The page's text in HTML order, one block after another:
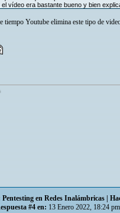
el vídeo era bastante bueno y bien
tiempo Youtube elimina este tipo de
Pentesting en Redes Inalámbricas |
#4 en:13 Enero 2022, 18:24